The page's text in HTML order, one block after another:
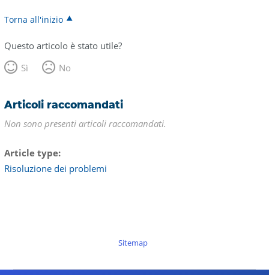
Torna all'inizio
Questo articolo è stato utile?
Sì
No
Articoli raccomandati
Non sono presenti articoli raccomandati.
Article type
Risoluzione dei problemi
Sitemap